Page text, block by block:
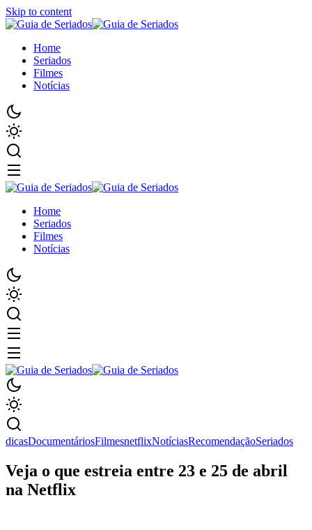
Skip to content
Home
Seriados
Filmes
Notícias
Home
Seriados
Filmes
Notícias
dicasDocumentáriosFilmesnetflixNotíciasRecomendaçãoSeriados
Veja o que estreia entre 23 e 25 de abril
na Netflix